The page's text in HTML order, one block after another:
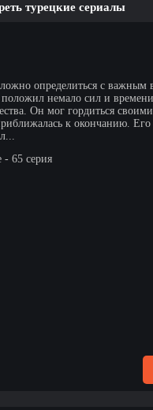
турецкие сериалы
определиться с важным
немало сил и
Он мог гордиться
к окончанию.
65 серия